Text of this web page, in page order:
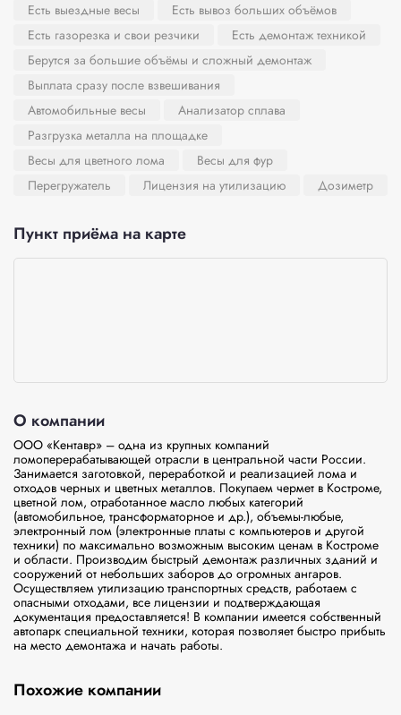
Есть выездные весы
Есть вывоз больших объёмов
Есть газорезка и свои резчики
Есть демонтаж техникой
Берутся за большие объёмы и сложный демонтаж
Выплата сразу после взвешивания
Автомобильные весы
Анализатор сплава
Разгрузка металла на площадке
Весы для цветного лома
Весы для фур
Перегружатель
Лицензия на утилизацию Дозиметр
Пункт приёма на карте
О компании
ООО «Кентавр» – одна из крупных компаний
ломоперерабатывающей отрасли в центральной части России.
Занимается заготовкой, переработкой и реализацией лома и
отходов черных и цветных металлов. Покупаем чермет в Костроме,
цветной лом, отработанное масло любых категорий
(автомобильное, трансформаторное и др.), объемы-любые,
электронный лом (электронные платы с компьютеров и другой
техники) по максимально возможным высоким ценам в Костроме
и области. Производим быстрый демонтаж различных зданий и
сооружений от небольших заборов до огромных ангаров.
Осуществляем утилизацию транспортных средств, работаем с
опасными отходами, все лицензии и подтверждающая
документация предоставляется! В компании имеется собственный
автопарк специальной техники, которая позволяет быстро прибыть
на место демонтажа и начать работы.
Похожие компании